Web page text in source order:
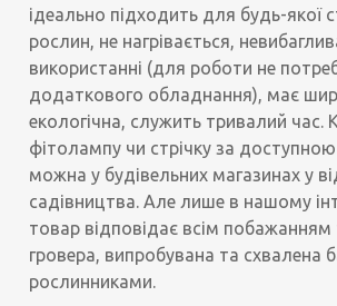
ідеально підходить для будь-якої
рослин, не нагрівається,
використанні (для роботи не
додаткового обладнання), має
екологічна, служить тривалий час.
фітолампу чи стрічку за доступною
можна у будівельних магазинах у
садівництва. Але лише в нашому
товар відповідає всім
гровера, випробувана та схвалена
рослинниками.